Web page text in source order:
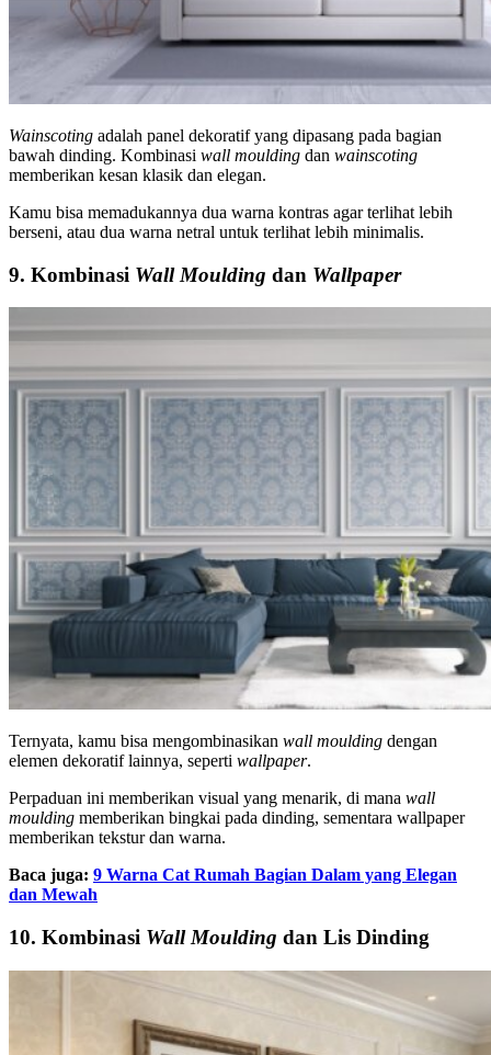
Wainscoting adalah panel dekoratif yang dipasang pada bagian
bawah dinding. Kombinasi wall moulding dan wainscoting
memberikan kesan klasik dan elegan.
Kamu bisa memadukannya dua warna kontras agar terlihat lebih
berseni, atau dua warna netral untuk terlihat lebih minimalis.
9. Kombinasi Wall Moulding dan Wallpaper
Ternyata, kamu bisa mengombinasikan wall moulding dengan
elemen dekoratif lainnya, seperti wallpaper.
Perpaduan ini memberikan visual yang menarik, di mana wall
moulding memberikan bingkai pada dinding, sementara wallpaper
memberikan tekstur dan warna.
Baca juga: 9 Warna Cat Rumah Bagian Dalam yang Elegan
dan Mewah
10. Kombinasi Wall Moulding dan Lis Dinding